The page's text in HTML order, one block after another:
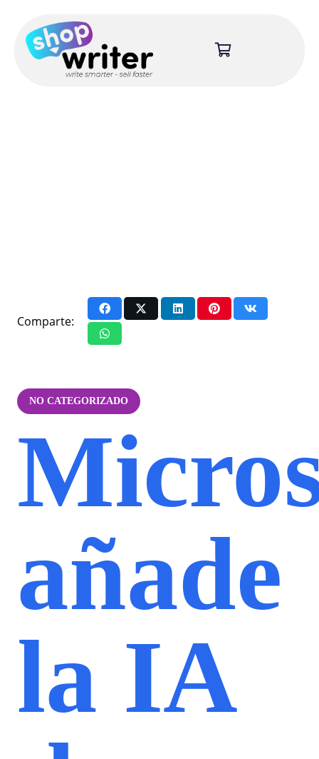
Comparte:
NO CATEGORIZADO
añade
la IA